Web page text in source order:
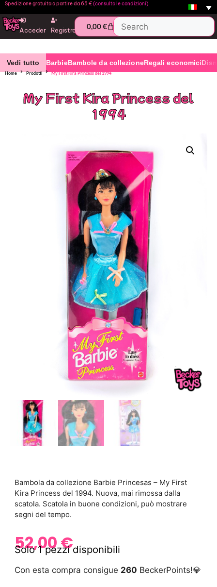
Spedizione gratuita a partire da 65 €(consulta le condizioni)
Acceder Registro 0,00€
Vedi tutto BarbieBambole da collezioneRegali economici
Home Prodotti My First Kira Princess del 1994
My First Kira Princess del
1994
Bambola da collezione Barbie Princesas – My First
Kira Princess del 1994. Nuova, mai rimossa dalla
scatola. Scatola in buone condizioni, può mostrare
segni del tempo.
52,00€
Solo 1 pezzi disponibili
Con esta compra consigue 260 BeckerPoints!💎